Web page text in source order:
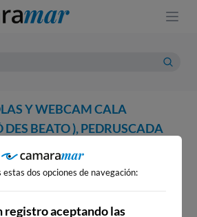
Y WEBCAM CALA
BEATO ), PEDRUSCADA
METEOROLOGÍA
N'AGUAIT (
estas dos opciones de navegación:
registro aceptando las